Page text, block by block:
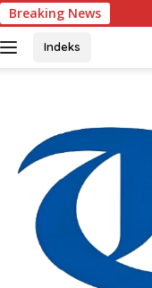
Breaking News
Indeks